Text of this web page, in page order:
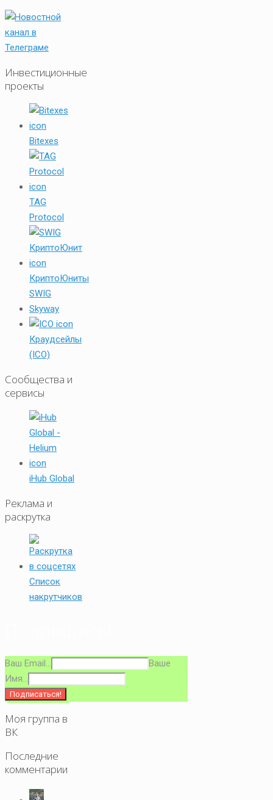
Инвестиционные
проекты
Bitexes
TAG
Protocol
КриптоЮниты
SWIG
Skyway
Краудсейлы
(ICO)
Сообщества и
сервисы
iHub Global
Реклама и
раскрутка
Список
накрутчиков
Ваш Email...
Ваше
Имя...
Моя группа в
ВК
Последние
комментарии